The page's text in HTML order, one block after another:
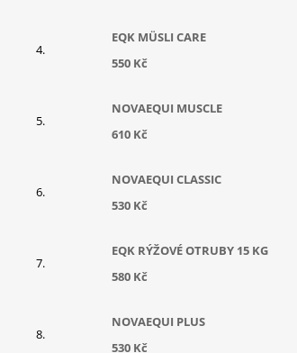
EQK MÜSLI CARE
550 Kč
NOVAEQUI MUSCLE
610 Kč
NOVAEQUI CLASSIC
530 Kč
EQK RÝŽOVÉ OTRUBY 15 KG
580 Kč
NOVAEQUI PLUS
530 Kč